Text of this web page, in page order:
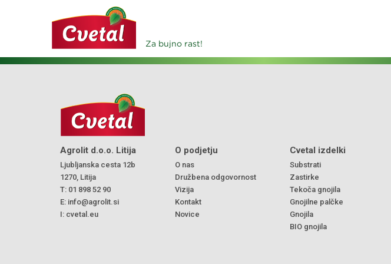
Za bujno rast!
Agrolit d.o.o. Litija
Ljubljanska cesta 12b
1270, Litija
T: 01 898 52 90
E: info@agrolit.si
I: cvetal.eu
O podjetju
O nas
Družbena odgovornost
Vizija
Kontakt
Novice
Cvetal izdelki
Substrati
Zastirke
Tekoča gnojila
Gnojilne palčke
Gnojila
BIO gnojila